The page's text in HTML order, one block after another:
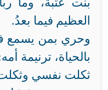
العظيم فيما بعدُ.
وحري بمن يسمع
بالحياة، ترنيمة
ثكلت نفسي